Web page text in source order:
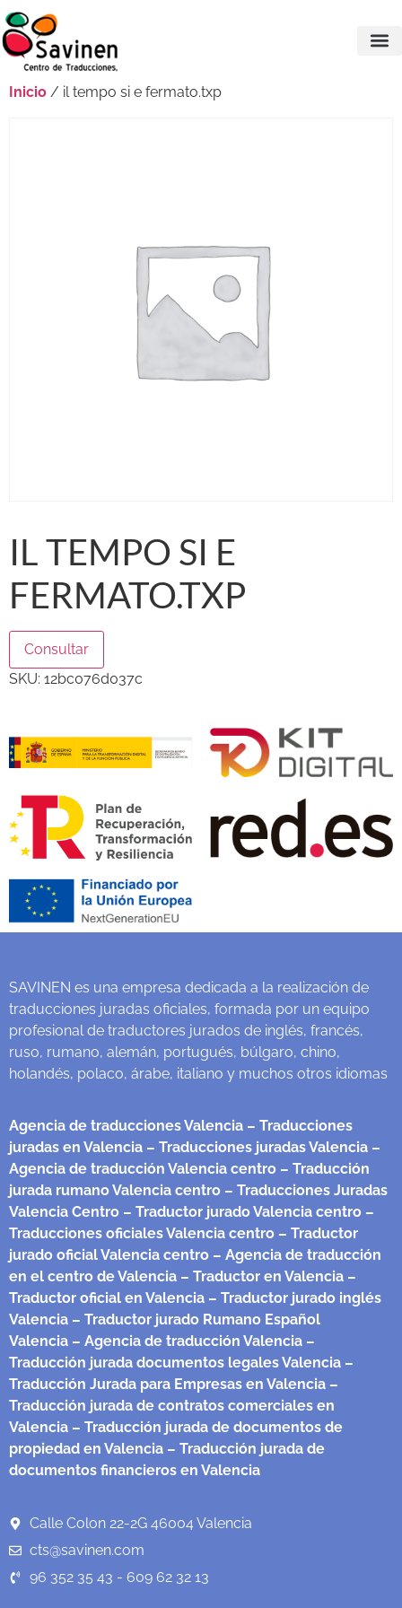
Inicio / il tempo si e fermato.txp
IL TEMPO SI E
FERMATO.TXP
Consultar
SKU: 12bc076d037c
SAVINEN es una empresa dedicada a la realización de
traducciones juradas oficiales, formada por un equipo
profesional de traductores jurados de inglés, francés,
ruso, rumano, alemán, portugués, búlgaro, chino,
holandés, polaco, árabe, italiano y muchos otros idiomas
Agencia de traducciones Valencia – Traducciones
juradas en Valencia – Traducciones juradas Valencia –
Agencia de traducción Valencia centro – Traducción
jurada rumano Valencia centro – Traducciones Juradas
Valencia Centro – Traductor jurado Valencia centro –
Traducciones oficiales Valencia centro – Traductor
jurado oficial Valencia centro – Agencia de traducción
en el centro de Valencia – Traductor en Valencia –
Traductor oficial en Valencia – Traductor jurado inglés
Valencia – Traductor jurado Rumano Español
Valencia – Agencia de traducción Valencia –
Traducción jurada documentos legales Valencia –
Traducción Jurada para Empresas en Valencia –
Traducción jurada de contratos comerciales en
Valencia – Traducción jurada de documentos de
propiedad en Valencia – Traducción jurada de
documentos financieros en Valencia
Calle Colon 22-2G 46004 Valencia
cts@savinen.com
96 352 35 43 - 609 62 32 13